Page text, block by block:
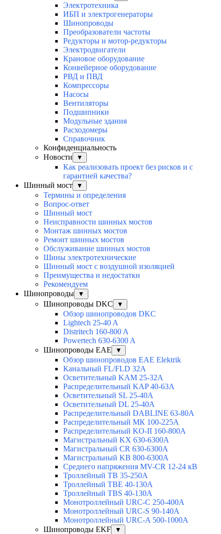
Электротехника
ИБП и электрогенераторы
Шинопроводы
Преобразователи частоты
Редукторы и мотор-редукторы
Электродвигатели
Крановое оборудование
Конвейерное оборудование
РВД и ПВД
Компрессоры
Насосы
Вентиляторы
Подшипники
Модульные здания
Расходомеры
Справочник
Конфиденциальность
Новости
▼
Как реализовать проект без рисков и с
гарантией качества?
Шинный мост
▼
Термины и определения
Вопрос-ответ
Шинный мост
Неисправности шинных мостов
Монтаж шинных мостов
Ремонт шинных мостов
Обслуживание шинных мостов
Шины электротехнические
Шинный мост с воздушной изоляцией
Преимущества и недостатки
Рекомендуем
Шинопроводы
▼
Шинопроводы DKC ▼
Обзор шинопроводов DKC
Lightech 25-40 A
Distritech 160-800 A
Powertech 630-6300 A
Шинопроводы EAE
▼
Обзор шинопроводов EAE Elektrik
Канальный FL/FLD 32A
Осветительный KAM 25-32А
Распределительный KAP 40-63A
Осветительный SL 25-40А
Осветительный DL 25-40А
Распределительный DABLINE 63-80A
Распределительный МК 100-225А
Распределительный KO-II 160-800А
Магистральный KX 630-6300А
Магистральный CR 630-6300А
Магистральный KB 800-6300А
Среднего напряжения MV-CR 12-24 кВ
Троллейный TB 35-250A
Троллейный TBE 40-130A
Троллейный TBS 40-130A
Монотроллейный URC-C 250-400A
Монотроллейный URC-S 90-140A
Монотроллейный URC-A 500-1000A
Шинопроводы EKF
▼